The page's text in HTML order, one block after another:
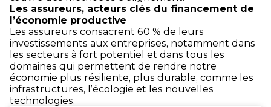
Les assureurs, acteurs clés du financement de
l’économie productive
Les assureurs consacrent 60 % de leurs
investissements aux entreprises, notamment dans
les secteurs à fort potentiel et dans tous les
domaines qui permettent de rendre notre
économie plus résiliente, plus durable, comme les
infrastructures, l’écologie et les nouvelles
technologies.